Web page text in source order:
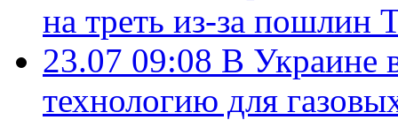
на треть из-за пошлин
23.07 09:08 В Украине
технологию для